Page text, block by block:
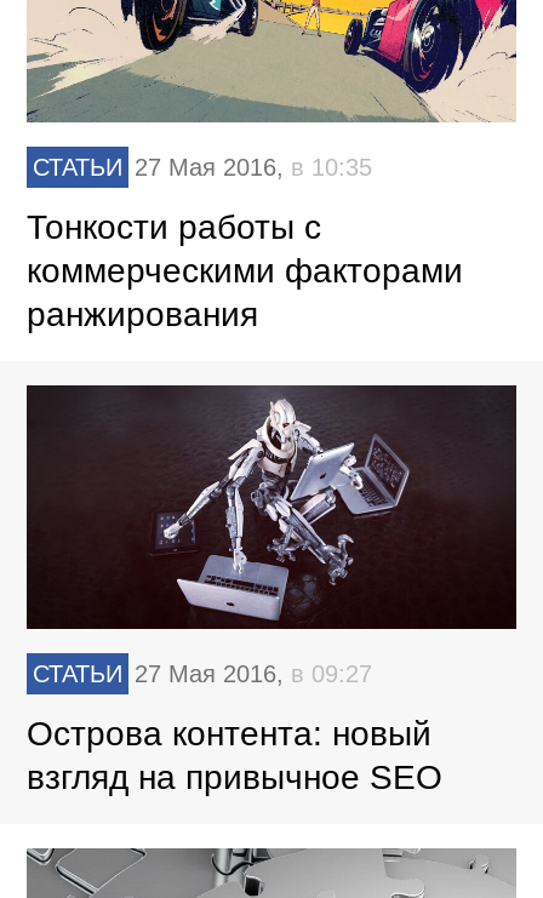
СТАТЬИ 27 Мая 2016, в 10:35
Тонкости работы с
коммерческими факторами
ранжирования
СТАТЬИ 27 Мая 2016, в 09:27
Острова контента: новый
взгляд на привычное SEO